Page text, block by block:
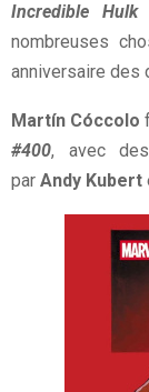
Incredible Hulk
nombreuses
anniversaire des
Martín Cóccolo
#400, avec des
par Andy Kubert